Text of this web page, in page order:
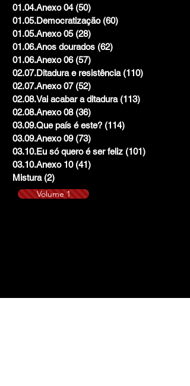
01.04.Anexo 04 (50)
01.05.Democratização (60)
01.05.Anexo 05 (28)
01.06.Anos dourados (62)
01.06.Anexo 06 (57)
02.07.Ditadura e resistência (110)
02.07.Anexo 07 (52)
02.08.Vai acabar a ditadura (113)
02.08.Anexo 08 (36)
03.09.Que país é este? (114)
03.09.Anexo 09 (73)
03.10.Eu só quero é ser feliz (101)
03.10.Anexo 10 (41)
Mistura (2)
Volume 1